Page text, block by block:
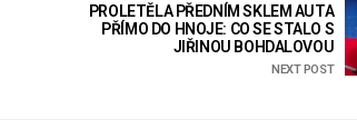
PROLETĚLA PŘEDNÍM SKLEM AUTA
PŘÍMO DO HNOJE: CO SE STALO S
JIŘINOU BOHDALOVOU
NEXT POST